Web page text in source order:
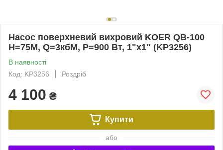
Насос поверхневий вихровий KOER QB-100
Н=75М, Q=3кбМ, P=900 Вт, 1"x1" (KP3256)
В наявності
Код: KP3256
Роздріб
4 100 ₴
Купити
або